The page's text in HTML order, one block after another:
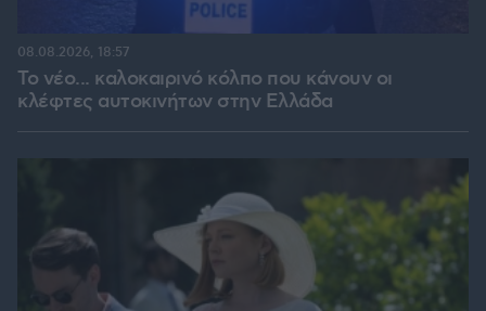
Το νέο... καλοκαιρινό κόλπο που κάνουν οι
κλέφτες αυτοκινήτων στην Ελλάδα
08.08.2026, 18:57